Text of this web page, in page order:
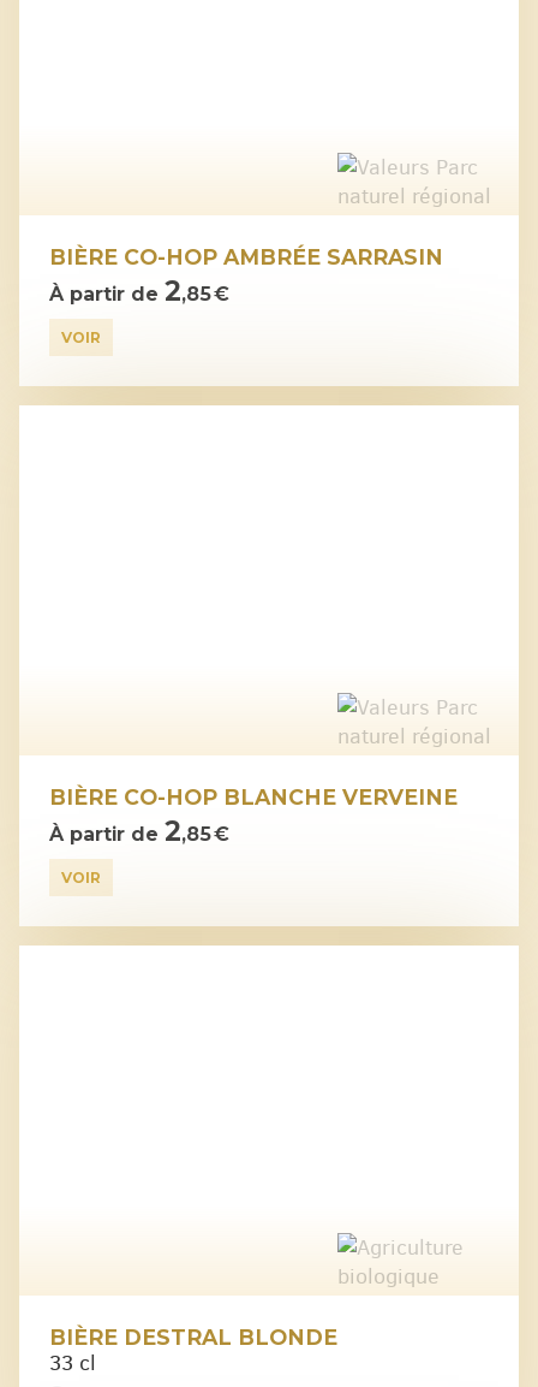
BIÈRE CO-HOP AMBRÉE SARRASIN
À partir de 2,85 €
VOIR
BIÈRE CO-HOP BLANCHE VERVEINE
À partir de 2,85 €
VOIR
BIÈRE DESTRAL BLONDE
33 cl